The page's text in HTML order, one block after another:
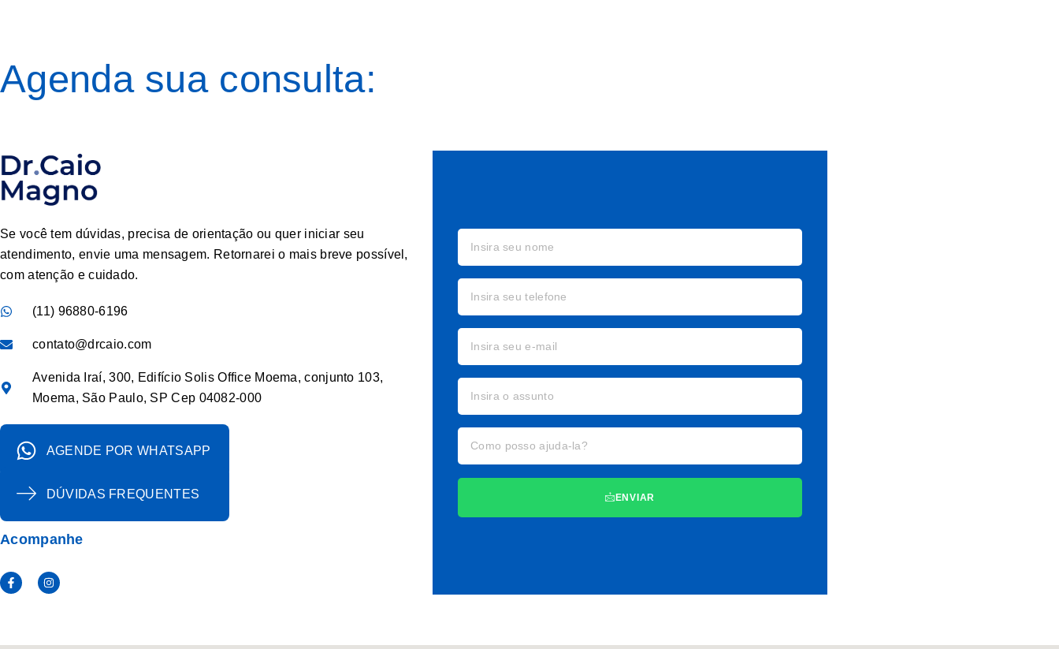
Agenda sua consulta:
Se você tem dúvidas, precisa de orientação ou quer iniciar seu
atendimento, envie uma mensagem. Retornarei o mais breve possível,
com atenção e cuidado.
(11) 96880-6196
contato@drcaio.com
Avenida Iraí, 300, Edifício Solis Office Moema, conjunto 103,
Moema, São Paulo, SP Cep 04082-000
AGENDE POR WHATSAPP
DÚVIDAS FREQUENTES
Acompanhe
ENVIAR